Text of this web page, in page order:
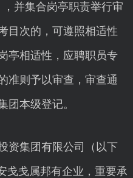
并集合岗亭职责举行审
目次的，可遵照相适性
亭相适性，应聘职员专
准则予以审查，审查通
团本级登记。
集团有限公司（以下
戋戋属邦有企业，重要承